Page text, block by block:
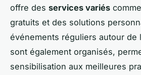
offre des services variés
gratuits et des solutions
événements réguliers autour de
sont également organisés,
sensibilisation aux meilleures